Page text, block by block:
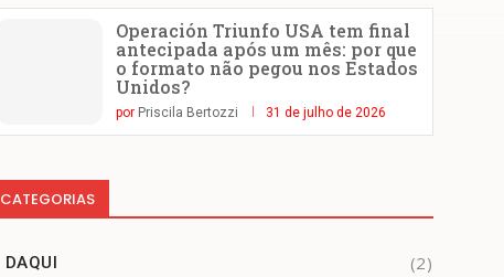
Operación Triunfo USA tem final
antecipada após um mês: por que
o formato não pegou nos Estados
Unidos?
por Priscila Bertozzi 31 de julho de 2026
CATEGORIAS
DAQUI (2)